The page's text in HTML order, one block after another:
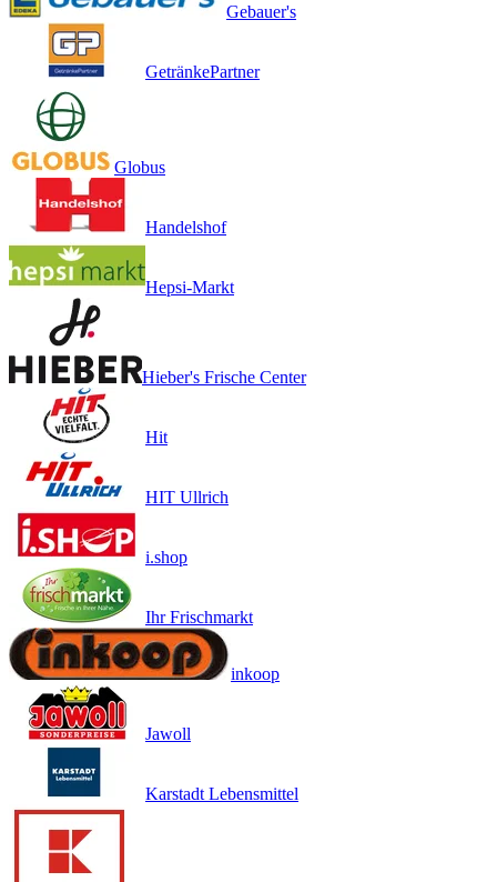
Gebauer's
GetränkePartner
Globus
Handelshof
Hepsi-Markt
Hieber's Frische Center
Hit
HIT Ullrich
i.shop
Ihr Frischmarkt
inkoop
Jawoll
Karstadt Lebensmittel